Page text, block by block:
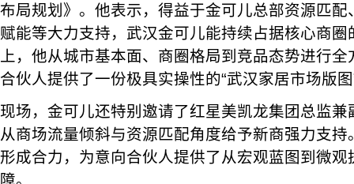
布局规划》。他表示，得益于金可儿总部资源匹
赋能等大力支持，武汉金可儿能持续占据核心商
上，他从城市基本面、商圈格局到竞品态势进行
合伙人提供了一份极具实操性的“武汉家居市场版图
现场，金可儿还特别邀请了红星美凯龙集团总监
从商场流量倾斜与资源匹配角度给予新商强力支
形成合力，为意向合伙人提供了从宏观蓝图到微观
障。